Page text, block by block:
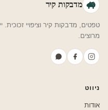
מדבקות קיר
מרוצים.
ניווט
אודות